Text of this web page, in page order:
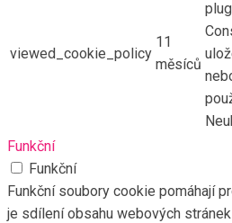
viewed_cookie_policy
11
měsíců
Funkční
Funkční
Funkční soubory cookie pomáhají
je sdílení obsahu webových